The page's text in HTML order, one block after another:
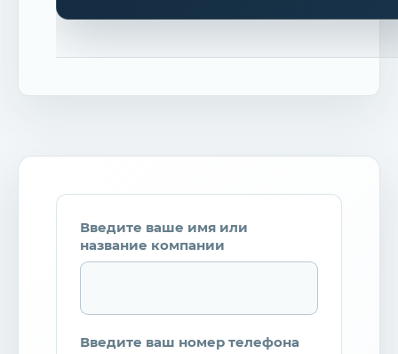
Введите ваше имя или
название компании
Введите ваш номер телефона